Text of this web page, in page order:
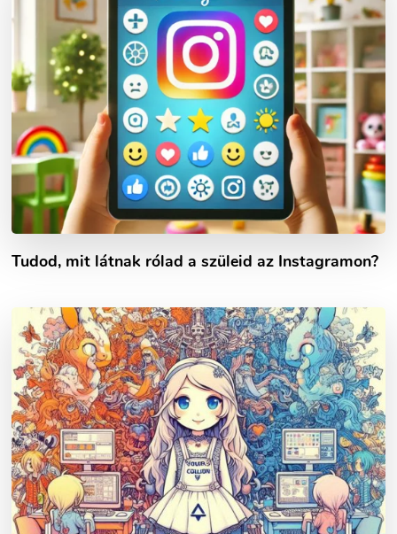
Tudod, mit látnak rólad a szüleid az Instagramon?